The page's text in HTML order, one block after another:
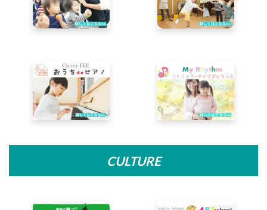
CULTURE